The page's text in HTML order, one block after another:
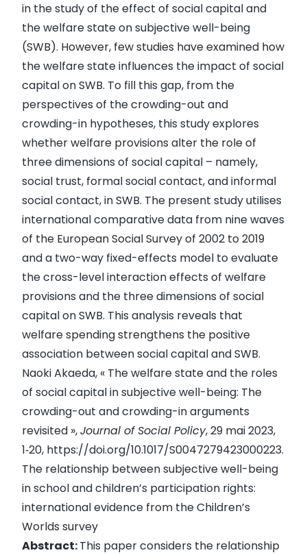
in the study of the effect of social capital and
the welfare state on subjective well-being
(SWB). However, few studies have examined how
the welfare state influences the impact of social
capital on SWB. To fill this gap, from the
perspectives of the crowding-out and
crowding-in hypotheses, this study explores
whether welfare provisions alter the role of
three dimensions of social capital – namely,
social trust, formal social contact, and informal
social contact, in SWB. The present study utilises
international comparative data from nine waves
of the European Social Survey of 2002 to 2019
and a two-way fixed-effects model to evaluate
the cross-level interaction effects of welfare
provisions and the three dimensions of social
capital on SWB. This analysis reveals that
welfare spending strengthens the positive
association between social capital and SWB.
Naoki Akaeda, « The welfare state and the roles
of social capital in subjective well-being: The
crowding-out and crowding-in arguments
revisited »,Journal of Social Policy, 29 mai 2023,
1‑20, https://doi.org/10.1017/S0047279423000223.
The relationship between subjective well-being
in school and children’s participation rights:
international evidence from the Children’s
Worlds survey
Abstract:This paper considers the relationship